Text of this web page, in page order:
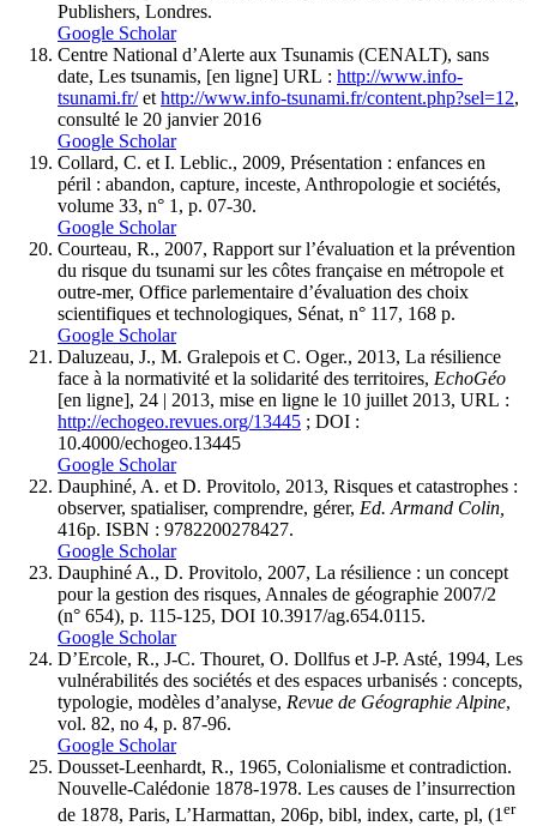
Publishers, Londres.
Google Scholar
Centre National d’Alerte aux Tsunamis (CENALT), sans
date, Les tsunamis, [en ligne] URL : http://www.info-
tsunami.fr/ethttp://www.info-tsunami.fr/content.php?sel=12,
consulté le 20 janvier 2016
Google Scholar
Collard, C. et I. Leblic., 2009, Présentation : enfances en
péril : abandon, capture, inceste, Anthropologie et sociétés,
volume 33, n° 1, p. 07-30.
Google Scholar
Courteau, R., 2007, Rapport sur l’évaluation et la prévention
du risque du tsunami sur les côtes française en métropole et
outre-mer, Office parlementaire d’évaluation des choix
scientifiques et technologiques, Sénat, n° 117, 168 p.
Google Scholar
Daluzeau, J., M. Gralepois et C. Oger., 2013, La résilience
face à la normativité et la solidarité des territoires, EchoGéo
[en ligne], 24 | 2013, mise en ligne le 10 juillet 2013, URL :
http://echogeo.revues.org/13445 ; DOI :
10.4000/echogeo.13445
Google Scholar
Dauphiné, A. et D. Provitolo, 2013, Risques et catastrophes :
observer, spatialiser, comprendre, gérer, Ed. Armand Colin,
416p. ISBN : 9782200278427.
Google Scholar
Dauphiné A., D. Provitolo, 2007, La résilience : un concept
pour la gestion des risques, Annales de géographie 2007/2
(n° 654), p. 115-125, DOI 10.3917/ag.654.0115.
Google Scholar
D’Ercole, R., J-C. Thouret, O. Dollfus et J-P. Asté, 1994, Les
vulnérabilités des sociétés et des espaces urbanisés : concepts,
typologie, modèles d’analyse, Revue de Géographie Alpine,
vol. 82, no 4, p. 87-96.
Google Scholar
Dousset-Leenhardt, R., 1965, Colonialisme et contradiction.
Nouvelle-Calédonie 1878-1978. Les causes de l’insurrection
de 1878, Paris, L’Harmattan, 206p, bibl, index, carte, pl, (1er